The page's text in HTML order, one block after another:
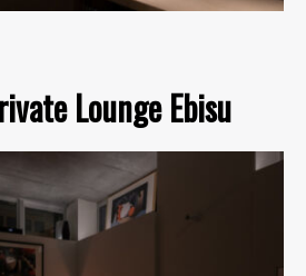
Lounge Ebisu